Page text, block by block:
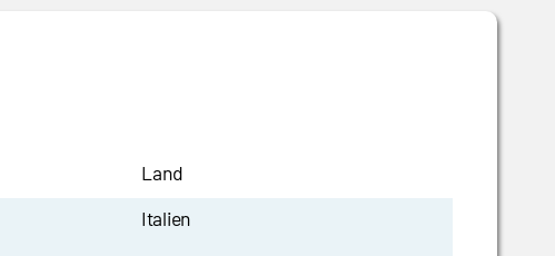
Land
Italien